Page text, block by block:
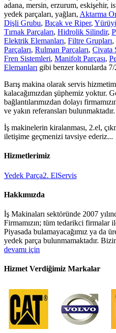
adana, mersin, erzurum, eskişehir,
yedek parçaları, yağları, Aktarma
Dişli Grubu, Bıçak ve Riper,
Tırnak Parçaları, Hidrolik Silindir,
Elektrik Elemanları, Filtre Grupları,
Parçaları, Rulman Parçaları, Civata
Fren Sistemleri, Manifolt Parçası,
Elemanları gibi benzer konularda
Barış makina olarak servis
kalacağımızdan şüphemiz yoktur.
bağlantılarımızdan dolayı
ve yakın referansları bulunmaktadır.
İş makinelerin kiralanması, 2.el,
iletişime geçmenizi tavsiye ederiz...
Hizmetlerimiz
Yedek Parça2. ElServis
Hakkımızda
İş Makinaları sektöründe 2007
Firmamızın; tüm tedarikci firmalar
Piyasada bulamayacağımız ya da
yedek parça bulunmamaktadır.
devamı için
Hizmet Verdiğimiz Markalar